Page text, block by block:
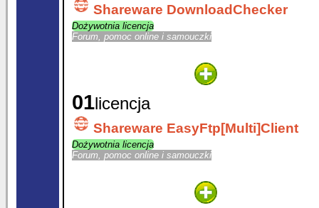
Shareware DownloadChecker
Dożywotnia licencja
Forum, pomoc online i samouczki
01licencja
Shareware EasyFtp[Multi]Client
Dożywotnia licencja
Forum, pomoc online i samouczki